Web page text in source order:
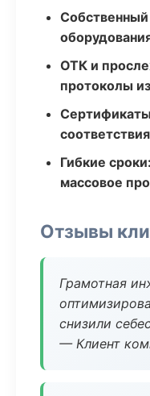
ОТК и
протоколы
Гибкие
массовое
Отзывы
Грамотная
снизили
— Клиент